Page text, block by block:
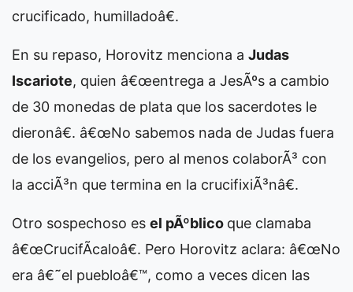
crucificado, humilladoâ€.
En su repaso, Horovitz menciona a Judas
Iscariote, quien â€œentrega a JesÃºs a cambio
de 30 monedas de plata que los sacerdotes le
dieronâ€. â€œNo sabemos nada de Judas fuera
de los evangelios, pero al menos colaborÃ³ con
la acciÃ³n que termina en la crucifixiÃ³nâ€.
Otro sospechoso es el pÃºblico que clamaba
â€œCrucifÃ­caloâ€. Pero Horovitz aclara: â€œNo
era â€˜el puebloâ€™, como a veces dicen las